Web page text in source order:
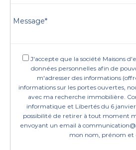
J'accepte que la société Maisons
données personnelles afin de
m'adresser des informations
informations sur les portes ouvertes,
avec ma recherche immobilière.
informatique et Libertés du 6
possibilité de retirer à tout moment
envoyant un email à
mon nom, prénom et